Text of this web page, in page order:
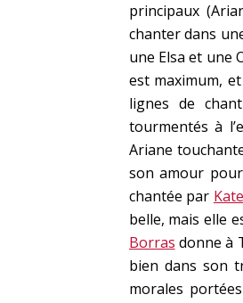
principaux
chanter dans
une Elsa et une
est maximum,
lignes de
tourmentés à
Ariane
son amour
chantée par
belle, mais elle
Borras donne à
bien dans son
morales